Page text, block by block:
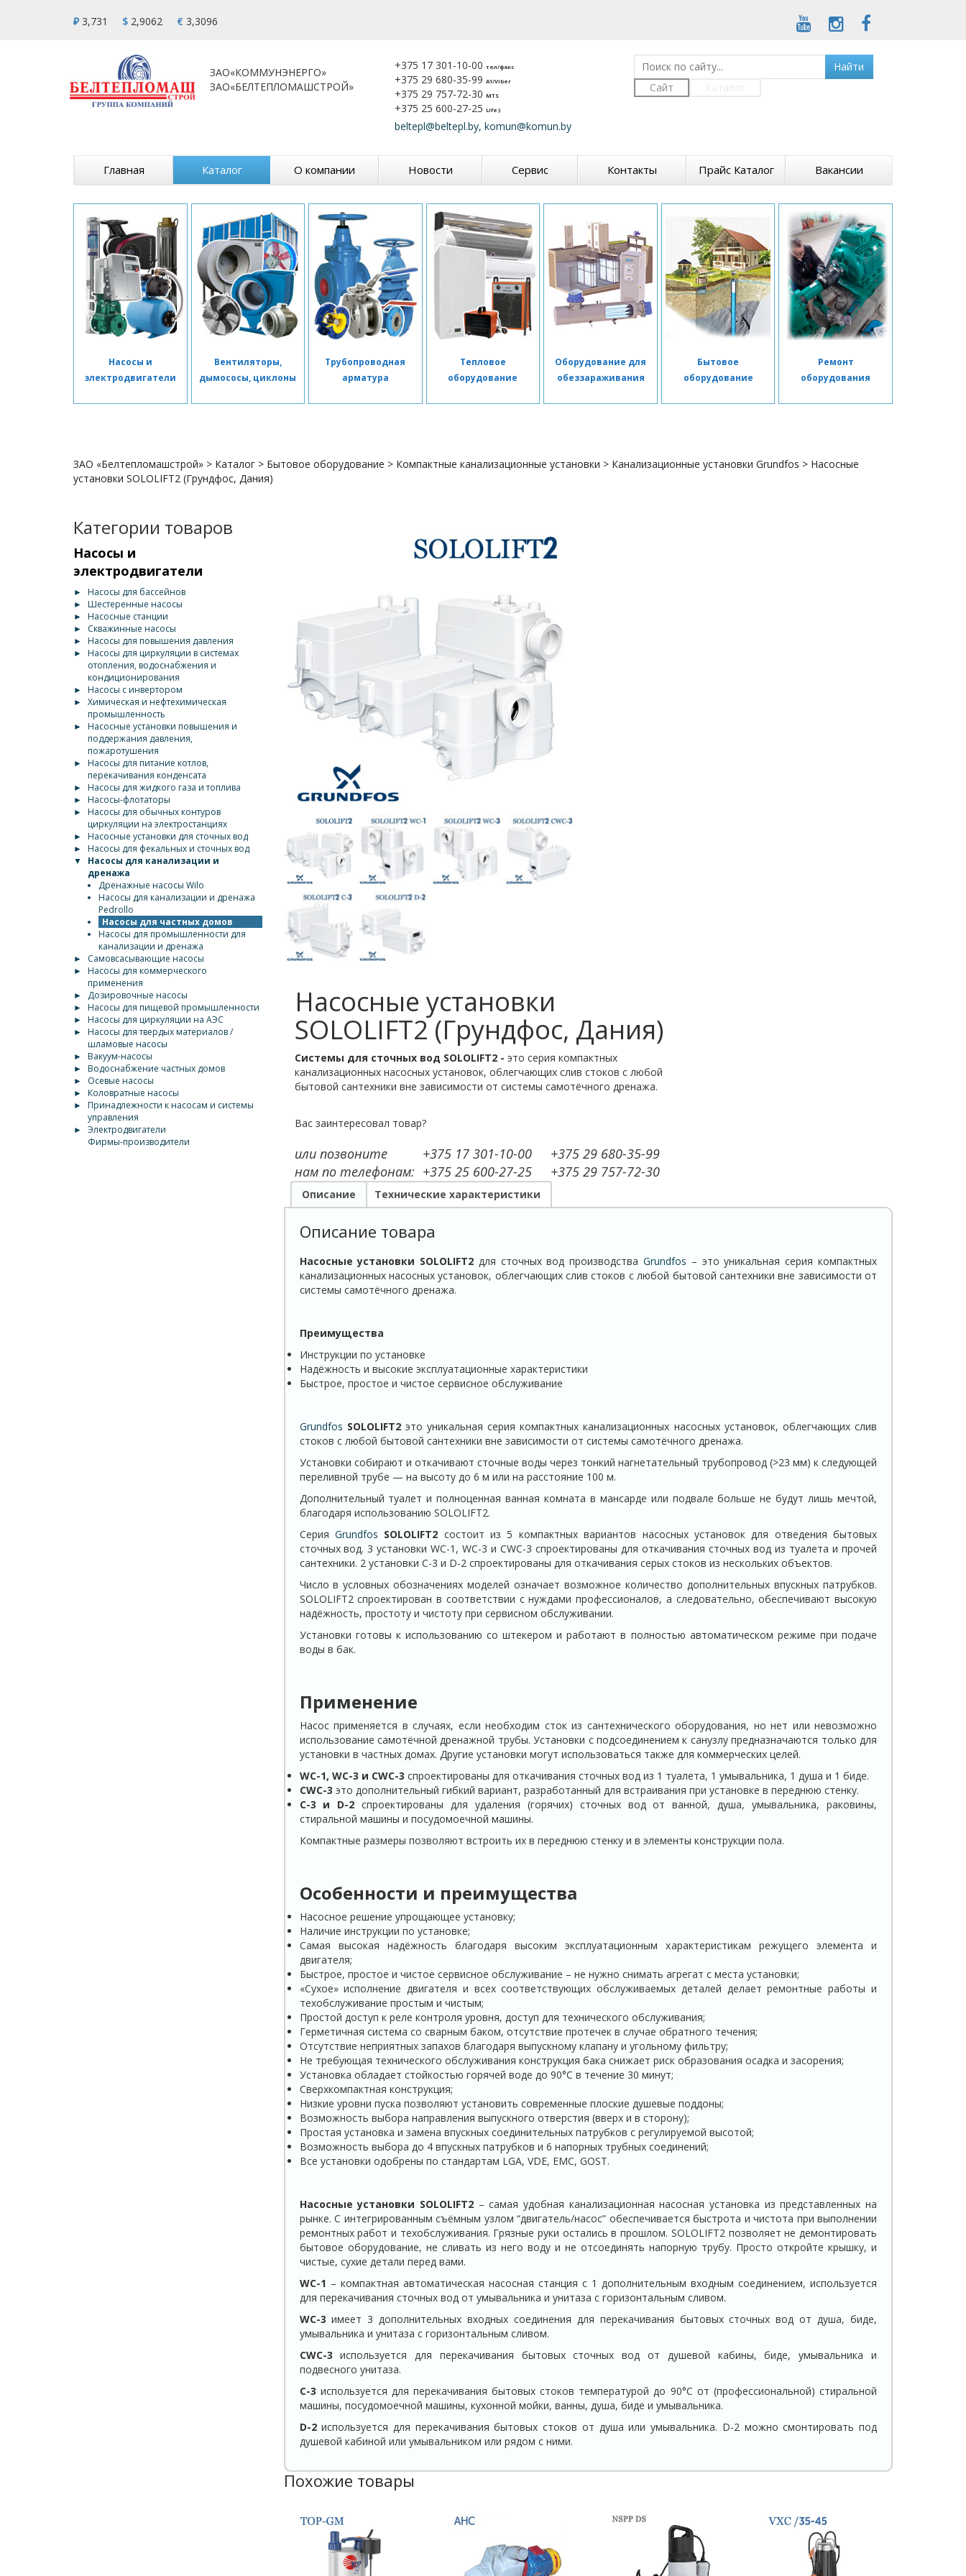
₽ 3,731 $ 2,9062 € 3,3096
ЗАО«КОММУНЭНЕРГО»
ЗАО«БЕЛТЕПЛОМАШСТРОЙ»
+375 17 301-10-00 тел/факс
+375 29 680-35-99 A1/Viber
+375 29 757-72-30 MTS
+375 25 600-27-25 Life:)
beltepl@beltepl.by, komun@komun.by
Найти
Сайт
Главная Каталог О компании Новости Сервис Контакты Прайс Каталог Вакансии
Насосы и
электродвигатели
Вентиляторы,
дымососы, циклоны
Трубопроводная
арматура
Тепловое
оборудование
Оборудование для
обеззараживания
Бытовое
оборудование
Ремонт
оборудования
ЗАО «Белтепломашстрой» > Каталог > Бытовое оборудование > Компактные канализационные установки > Канализационные установки Grundfos > Насосные
установки SOLOLIFT2 (Грундфос, Дания)
Категории товаров
Насосы и
электродвигатели
►
Насосы для бассейнов
►
Шестеренные насосы
►
Насосные станции
►
Скважинные насосы
►
Насосы для повышения давления
►
Насосы для циркуляции в системах
отопления, водоснабжения и
кондиционирования
►
Насосы с инвертором
► Химическая и нефтехимическая
промышленность
►
Насосные установки повышения и
поддержания давления,
пожаротушения
►
Насосы для питание котлов,
перекачивания конденсата
►
Насосы для жидкого газа и топлива
►
Насосы-флотаторы
►
Насосы для обычных контуров
циркуляции на электростанциях
►
Насосные установки для сточных вод
►
Насосы для фекальных и сточных вод
▼
Насосы для канализации и
дренажа
Дренажные насосы Wilo
Насосы для канализации и дренажа
Pedrollo
Насосы для частных домов
Насосы для промышленности для
канализации и дренажа
►
Самовсасывающие насосы
►
Насосы для коммерческого
применения
►
Дозировочные насосы
►
Насосы для пищевой промышленности
►
Насосы для циркуляции на АЭС
►
Насосы для твердых материалов /
шламовые насосы
►
Вакуум-насосы
►
Водоснабжение частных домов
►
Осевые насосы
►
Коловратные насосы
►
Принадлежности к насосам и системы
управления
► Электродвигатели
Фирмы-производители
Насосные установки
SOLOLIFT2 (Грундфос, Дания)
Системы для сточных вод SOLOLIFT2 - это серия компактных
канализационных насосных установок, облегчающих слив стоков с любой
бытовой сантехники вне зависимости от системы самотёчного дренажа.
Вас заинтересовал товар?
или позвоните
нам по телефонам:
+375 17 301-10-00
+375 25 600-27-25
+375 29 680-35-99
+375 29 757-72-30
Описание Технические характеристики
Описание товара
Насосные установки SOLOLIFT2 для сточных вод производстваGrundfos – это уникальная серия компактных
канализационных насосных установок, облегчающих слив стоков с любой бытовой сантехники вне зависимости от
системы самотёчного дренажа.
Преимущества
Инструкции по установке
Надёжность и высокие эксплуатационные характеристики
Быстрое, простое и чистое сервисное обслуживание
Grundfos SOLOLIFT2 это уникальная серия компактных канализационных насосных установок, облегчающих слив
стоков с любой бытовой сантехники вне зависимости от системы самотёчного дренажа.
Установки собирают и откачивают сточные воды через тонкий нагнетательный трубопровод (>23 мм) к следующей
переливной трубе — на высоту до 6 м или на расстояние 100 м.
Дополнительный туалет и полноценная ванная комната в мансарде или подвале больше не будут лишь мечтой,
благодаря использованию SOLOLIFT2.
Серия Grundfos SOLOLIFT2 состоит из 5 компактных вариантов насосных установок для отведения бытовых
сточных вод. 3 установки WC-1, WC-3 и CWC-3 спроектированы для откачивания сточных вод из туалета и прочей
сантехники. 2 установки C-3 и D-2 спроектированы для откачивания серых стоков из нескольких объектов.
Число в условных обозначениях моделей означает возможное количество дополнительных впускных патрубков.
SOLOLIFT2 спроектирован в соответствии с нуждами профессионалов, а следовательно, обеспечивают высокую
надёжность, простоту и чистоту при сервисном обслуживании.
Установки готовы к использованию со штекером и работают в полностью автоматическом режиме при подаче
воды в бак.
Применение
Насос применяется в случаях, если необходим сток из сантехнического оборудования, но нет или невозможно
использование самотёчной дренажной трубы. Установки с подсоединением к санузлу предназначаются только для
установки в частных домах. Другие установки могут использоваться также для коммерческих целей.
WC-1, WC-3 и CWC-3 спроектированы для откачивания сточных вод из 1 туалета, 1 умывальника, 1 душа и 1 биде.
CWC-3 это дополнительный гибкий вариант, разработанный для встраивания при установке в переднюю стенку.
C-3 и D-2 спроектированы для удаления (горячих) сточных вод от ванной, душа, умывальника, раковины,
стиральной машины и посудомоечной машины.
Компактные размеры позволяют встроить их в переднюю стенку и в элементы конструкции пола.
Особенности и преимущества
Насосное решение упрощающее установку;
Наличие инструкции по установке;
Самая высокая надёжность благодаря высоким эксплуатационным характеристикам режущего элемента и
двигателя;
Быстрое, простое и чистое сервисное обслуживание – не нужно снимать агрегат с места установки;
«Сухое» исполнение двигателя и всех соответствующих обслуживаемых деталей делает ремонтные работы и
техобслуживание простым и чистым;
Простой доступ к реле контроля уровня, доступ для технического обслуживания;
Герметичная система со сварным баком, отсутствие протечек в случае обратного течения;
Отсутствие неприятных запахов благодаря выпускному клапану и угольному фильтру;
Не требующая технического обслуживания конструкция бака снижает риск образования осадка и засорения;
Установка обладает стойкостью горячей воде до 90°C в течение 30 минут;
Сверхкомпактная конструкция;
Низкие уровни пуска позволяют установить современные плоские душевые поддоны;
Возможность выбора направления выпускного отверстия (вверх и в сторону);
Простая установка и замена впускных соединительных патрубков с регулируемой высотой;
Возможность выбора до 4 впускных патрубков и 6 напорных трубных соединений;
Все установки одобрены по стандартам LGA, VDE, EMC, GOST.
Насосные установки SOLOLIFT2– самая удобная канализационная насосная установка из представленных на
рынке. С интегрированным съёмным узлом “двигатель/насос” обеспечивается быстрота и чистота при выполнении
ремонтных работ и техобслуживания. Грязные руки остались в прошлом. SOLOLIFT2 позволяет не демонтировать
бытовое оборудование, не сливать из него воду и не отсоединять напорную трубу. Просто откройте крышку, и
чистые, сухие детали перед вами.
WC-1 – компактная автоматическая насосная станция с 1 дополнительным входным соединением, используется
для перекачивания сточных вод от умывальника и унитаза с горизонтальным сливом.
WC-3 имеет 3 дополнительных входных соединения для перекачивания бытовых сточных вод от душа, биде,
умывальника и унитаза с горизонтальным сливом.
CWC-3 используется для перекачивания бытовых сточных вод от душевой кабины, биде, умывальника и
подвесного унитаза.
C-3 используется для перекачивания бытовых стоков температурой до 90°C от (профессиональной) стиральной
машины, посудомоечной машины, кухонной мойки, ванны, душа, биде и умывальника.
D-2используется для перекачивания бытовых стоков от душа или умывальника. D-2 можно смонтировать под
душевой кабиной или умывальником или рядом с ними.
Похожие товары